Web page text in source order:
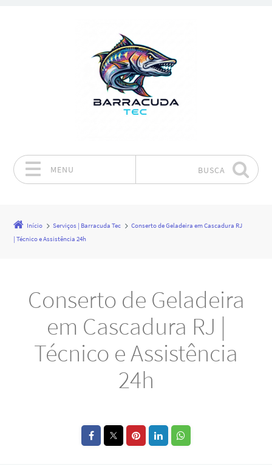
MENU BUSCA
Início Serviços | Barracuda Tec
Conserto de Geladeira em Cascadura RJ
| Técnico e Assistência 24h
Conserto de Geladeira
em Cascadura RJ |
Técnico e Assistência
24h